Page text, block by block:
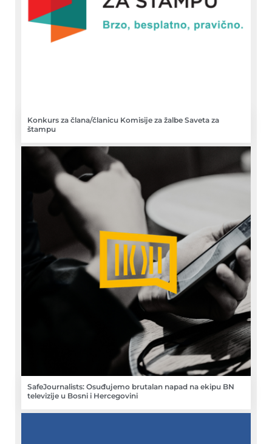
Konkurs za člana/članicu Komisije za žalbe Saveta za
štampu
SafeJournalists: Osuđujemo brutalan napad na ekipu BN
televizije u Bosni i Hercegovini